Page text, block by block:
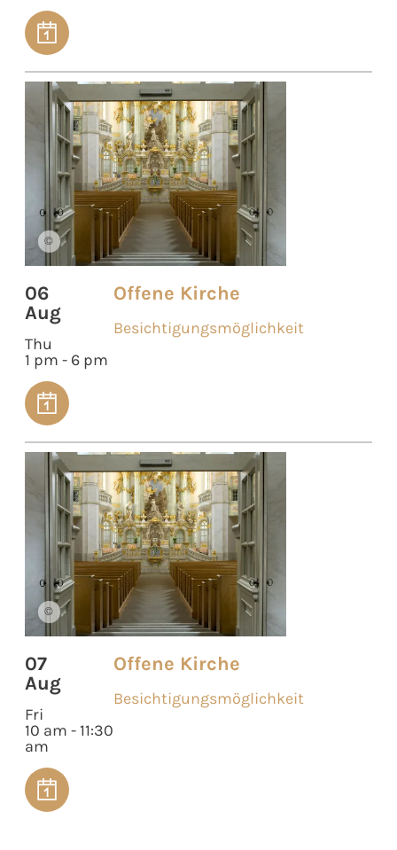
©
06
Aug
Thu
1 pm - 6 pm
Offene Kirche
Besichtigungsmöglichkeit
©
07
Aug
Fri
10 am - 11:30
am
Offene Kirche
Besichtigungsmöglichkeit